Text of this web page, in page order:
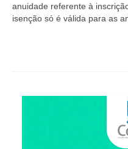
Editais e licitação
anuidade referente à
isenção só é válida para as